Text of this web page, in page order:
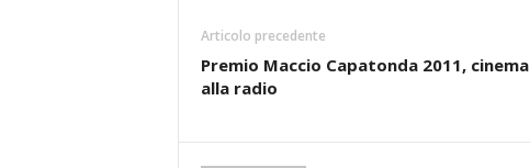
Articolo precedente
Premio Maccio Capatonda 2011, cinema
alla radio